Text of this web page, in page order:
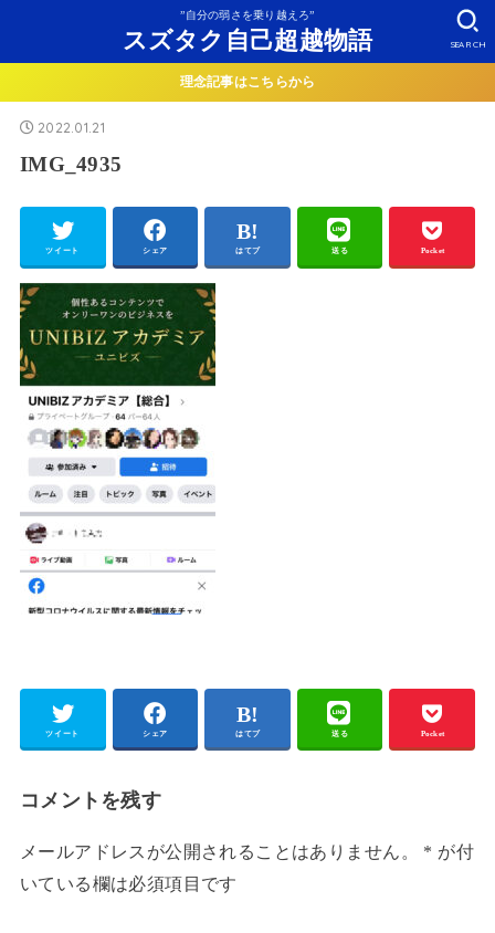
”自分の弱さを乗り越えろ”
スズタク自己超越物語 SEARCH
理念記事はこちらから
2022.01.21
IMG_4935
ツイート シェア はてブ 送る Pocket
ツイート シェア はてブ 送る Pocket
コメントを残す
メールアドレスが公開されることはありません。 * が付
いている欄は必須項目です